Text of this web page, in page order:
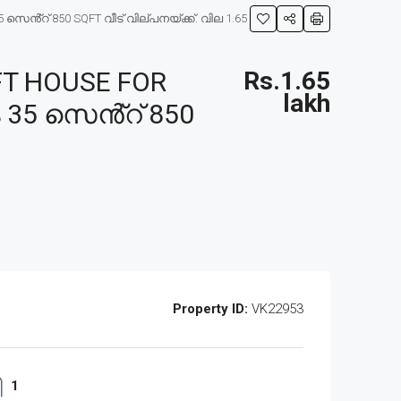
35 സെൻ്റ് 850 SQFT വീട് വില്പനയ്ക്ക്. വില 1.65
HOUSE FOR
35 സെൻ്റ് 850
Rs.1.65
lakh
Property ID: VK22953
1